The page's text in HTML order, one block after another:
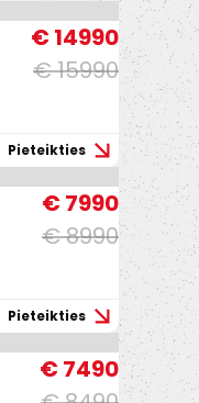
€ 15990
€ 14990
Pieteikties
€ 8990
€ 7990
Pieteikties
€ 7490